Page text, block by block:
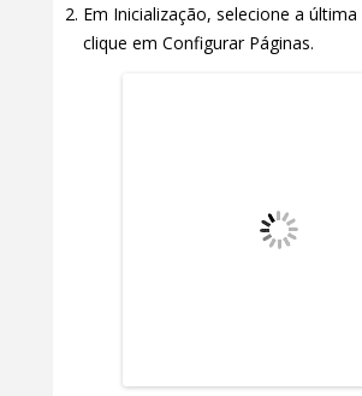
Em Inicialização, selecione a
clique em Configurar Páginas.